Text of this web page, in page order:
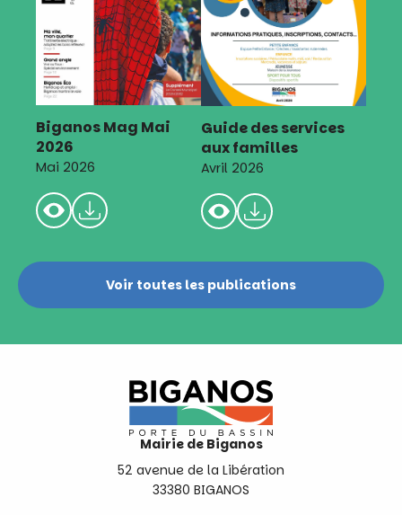
Biganos Mag Mai
2026
Mai 2026
Guide des services
aux familles
Avril 2026
Voir toutes les publications
Mairie de Biganos
52 avenue de la Libération
33380 BIGANOS